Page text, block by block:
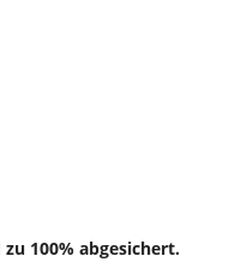
100% abgesichert.